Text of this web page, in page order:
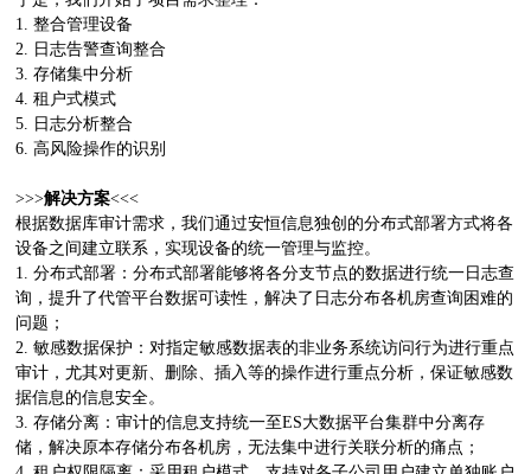
1. 整合管理设备
2. 日志告警查询整合
3. 存储集中分析
4. 租户式模式
5. 日志分析整合
6. 高风险操作的识别
>>>解决方案<<<
根据数据库审计需求，我们通过安恒信息独创的分布式部署方式将各
设备之间建立联系，实现设备的统一管理与监控。
1. 分布式部署：分布式部署能够将各分支节点的数据进行统一日志查
询，提升了代管平台数据可读性，解决了日志分布各机房查询困难的
问题；
2. 敏感数据保护：对指定敏感数据表的非业务系统访问行为进行重点
审计，尤其对更新、删除、插入等的操作进行重点分析，保证敏感数
据信息的信息安全。
3. 存储分离：审计的信息支持统一至ES大数据平台集群中分离存
储，解决原本存储分布各机房，无法集中进行关联分析的痛点；